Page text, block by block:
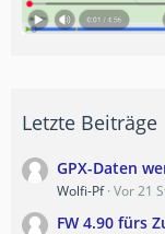
Letzte Beiträge
GPX-Daten
Wolfi-Pf Vor 21
FW 4.90 fürs